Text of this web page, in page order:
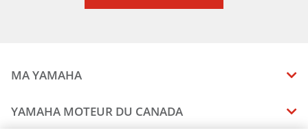
MA YAMAHA
MANUELS
ÉTAT DES RAPPELS DE VOTRE VÉHICULE
YAMAHA MOTEUR DU CANADA